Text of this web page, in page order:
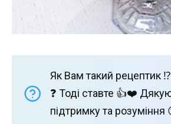
Як Вам такий рецептик
❓ Тоді ставте 👍❤️
підтримку та розуміння